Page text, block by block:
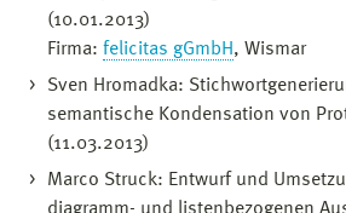
(10.01.2013)
Firma: felicitas gGmbH, Wismar
Sven Hromadka:
semantische Kondensation von
(11.03.2013)
Marco Struck: Entwurf und
diagramm- und listenbezogenen